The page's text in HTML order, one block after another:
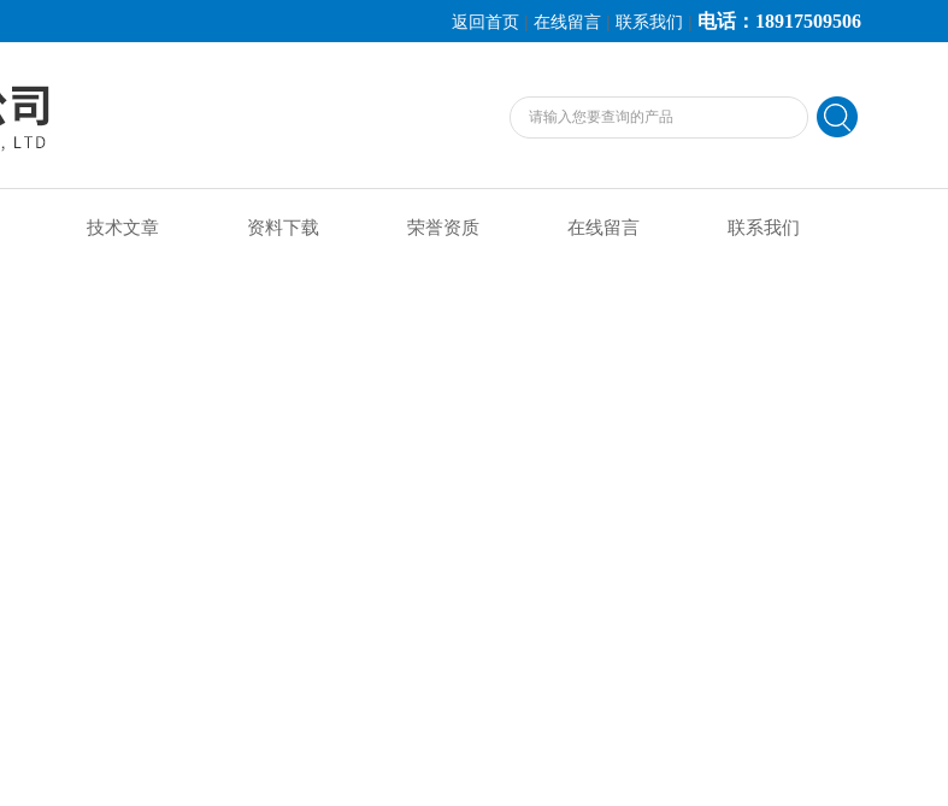
返回首页 | 在线留言 | 联系我们 | 电话：18917509506
技术文章 资料下载 荣誉资质 在线留言 联系我们